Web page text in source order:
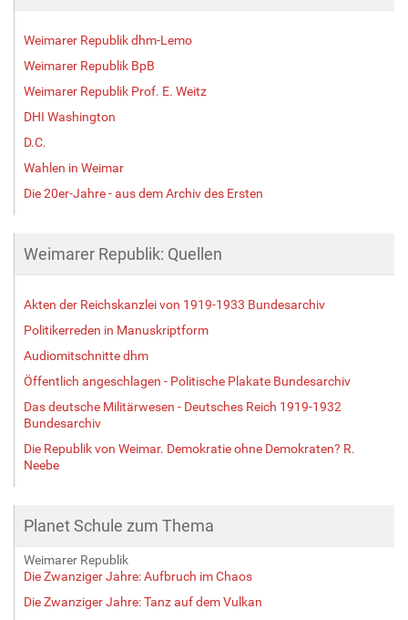
Weimarer Republik dhm-Lemo
Weimarer Republik BpB
Weimarer Republik Prof. E. Weitz
DHI Washington
D.C.
Wahlen in Weimar
Die 20er-Jahre - aus dem Archiv des Ersten
Weimarer Republik: Quellen
Akten der Reichskanzlei von 1919-1933 Bundesarchiv
Politikerreden in Manuskriptform
Audiomitschnitte dhm
Öffentlich angeschlagen - Politische Plakate Bundesarchiv
Das deutsche Militärwesen - Deutsches Reich 1919-1932
Bundesarchiv
Die Republik von Weimar. Demokratie ohne Demokraten? R.
Neebe
Planet Schule zum Thema
Weimarer Republik
Die Zwanziger Jahre: Aufbruch im Chaos
Die Zwanziger Jahre: Tanz auf dem Vulkan